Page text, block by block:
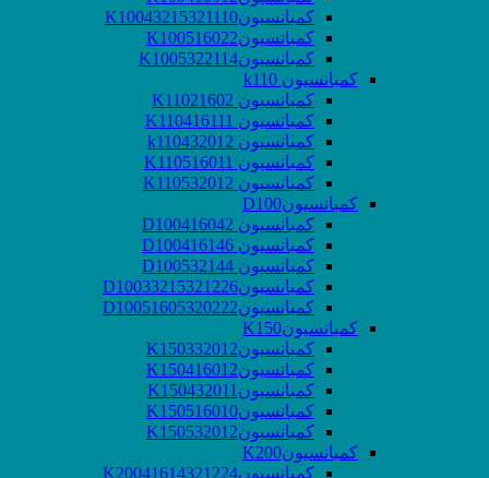
کمبانسیونK10043215321110
کمبانسیونK100516022
کمبانسیونK1005322114
کمبانسیون k110
کمبانسیون K11021602
کمبانسیون K110416111
کمبانسیون k110432012
کمبانسیون K110516011
کمبانسیون K110532012
کمبانسیونD100
کمبانسیون D100416042
کمبانسیون D100416146
کمبانسیون D100532144
کمبانسیونD10033215321226
کمبانسیونD10051605320222
کمبانسیونK150
کمبانسیونK150332012
کمبانسیونK150416012
کمبانسیونK150432011
کمبانسیونK150516010
کمبانسیونK150532012
کمبانسیونK200
کمبانسیونK20041614321224